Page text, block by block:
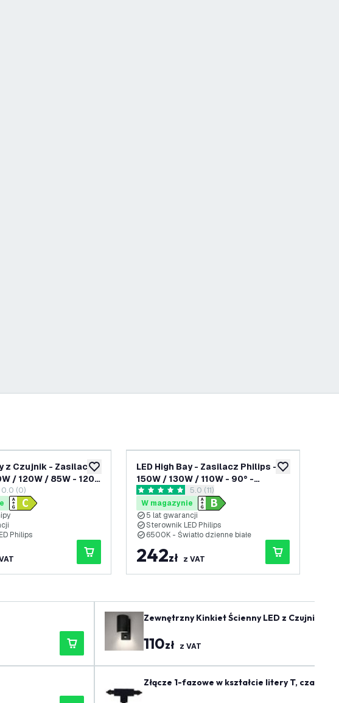
dodaj do listy życzeń
z Czujnik - Zasilacz
/ 120W / 85W - 120°
- IP65 -
- 5 lat
0.0 (0)
Philips
dodaj do listy
LED High Bay - Zasilacz Philips -
150W / 130W / 110W - 90° -
185lm/W - 6500K - IP65 -
Możliwość przyciemniania - 5 lat
gwarancji
otwórz panel recenzji
5 Gwiazdki oceny5.0 (11)
W magazynie
5 lat gwarancji
Sterownik LED Philips
6500K - Światło dzienne białe
242zł z VAT
Zewnętrzny Kinkiet Ścienny LED z
110zł z VAT
Złącze 1-fazowe w kształcie litery T, czarne -